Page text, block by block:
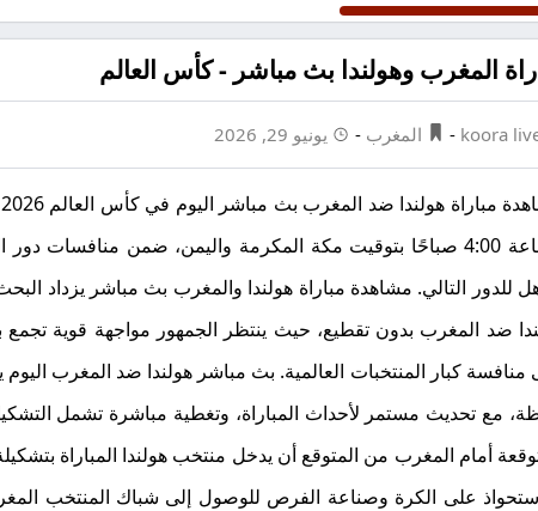
المغرب وهولندا بث مباشر - كأس العالم
- المغرب - يونيو 29, 2026
للدور التالي. مشاهدة مباراة هولندا والمغرب بث مباشر يزداد
ضد المغرب بدون تقطيع، حيث ينتظر الجمهور مواجهة قوية
منافسة كبار المنتخبات العالمية. بث مباشر هولندا ضد المغرب
مع تحديث مستمر لأحداث المباراة، وتغطية مباشرة تشمل
أمام المغرب من المتوقع أن يدخل منتخب هولندا المباراة
على الكرة وصناعة الفرص للوصول إلى شباك المنتخب